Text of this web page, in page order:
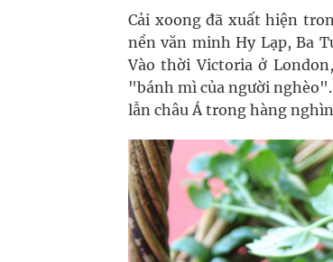
Cải xoong đã xuất hiện
nền văn minh Hy Lạp, Ba
Vào thời Victoria ở
"bánh mì của người nghèo".
lẫn châu Á trong hàng